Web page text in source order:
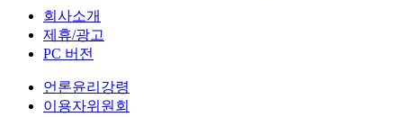
회사소개
제휴/광고
PC 버전
언론윤리강령
이용자위원회